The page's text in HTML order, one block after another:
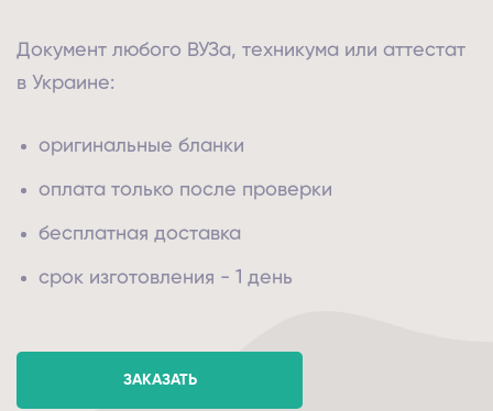
Документ любого ВУЗа, техникума или аттестат
в Украине:
оригинальные бланки
оплата только после проверки
бесплатная доставка
срок изготовления - 1 день
ЗАКАЗАТЬ